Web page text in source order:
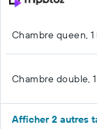
Chambre queen,
Chambre double,
Afficher 2 autres